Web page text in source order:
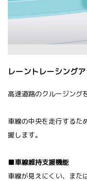
レーントレーシングア
高速道路のクルージング
車線の中央を走行するた
援します。
■車線維持支援機能
車線が見えにくい、また